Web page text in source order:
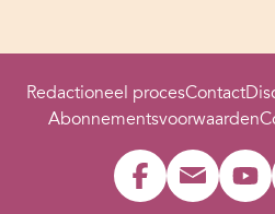
Redactioneel procesContact
Abonnementsvoorwaarden